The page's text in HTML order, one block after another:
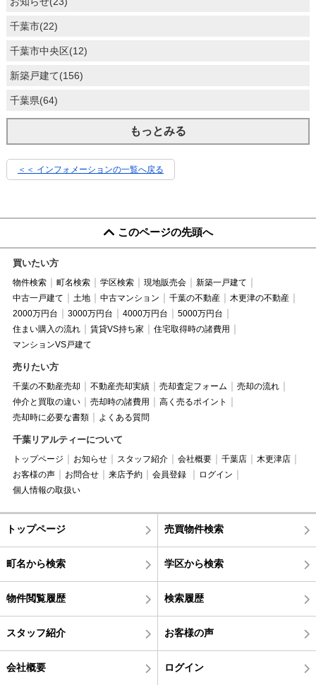
千葉市(22)
千葉市中央区(12)
新築戸建て(156)
千葉県(64)
もっとみる
＜＜ インフォメーションの一覧へ戻る
このページの先頭へ
買いたい方
物件検索 町名検索 学区検索 現地販売会
新築一戸建て
中古一戸建て
土地 中古マンション 千葉の不動産
木更津の不動産
2000万円台
3000万円台 4000万円台
5000万円台
住まい購入の流れ
賃貸VS持ち家
住宅取得時の諸費用
マンションVS戸建て
売りたい方
千葉の不動産売却 不動産売却実績 売却査定フォーム
売却の流れ
仲介と買取の違い
売却時の諸費用
高く売るポイント
売却時に必要な書類
よくある質問
千葉リアルティーについて
トップページ お知らせ スタッフ紹介 会社概要 千葉店
木更津店
お客様の声
お問合せ 来店予約 会員登録
ログイン
個人情報の取扱い
トップページ 売買物件検索
町名から検索 学区から検索
物件閲覧履歴 検索履歴
スタッフ紹介 お客様の声
会社概要 ログイン